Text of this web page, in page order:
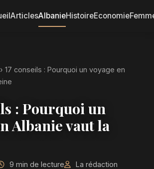
ArticlesAlbanieHistoireEconomie
› 17 conseils : Pourquoi un voyage en
: Pourquoi un
Albanie vaut la
9 min de lecture La rédaction